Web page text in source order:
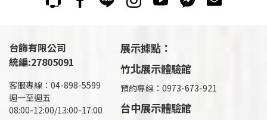
台飾有限公司
統編:27805091
客服專線：04-898-5599
週一至週五
08:00-12:00/13:00-17:00
展示據點：
竹北展示體驗館
預約專線：0973-673-921
台中展示體驗館